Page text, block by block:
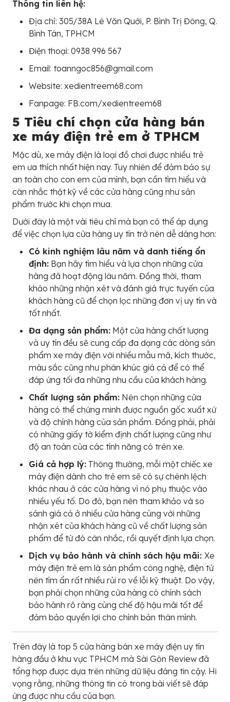
Thông tin liên hệ:
Địa chỉ: 305/38A Lê Văn Quới, P. Bình Trị Đông, Q.
Bình Tân, TPHCM
Điện thoại: 0938 996 567
Email: toanngoc856@gmail.com
Website: xedientreem68.com
Fanpage: FB.com/xedientreem68
5 Tiêu chí chọn cửa hàng bán
xe máy điện trẻ em ở TPHCM
Mặc dù, xe máy điện là loại đồ chơi được nhiều trẻ
em ưa thích nhất hiện nay. Tuy nhiên để đảm bảo sự
an toàn cho con em của mình, bạn cần tìm hiểu và
cân nhắc thật kỹ về các cửa hàng cũng như sản
phẩm trước khi chọn mua.
Dưới đây là một vài tiêu chí mà bạn có thể áp dụng
để việc chọn lựa cửa hàng uy tín trở nên dễ dàng hơn:
Có kinh nghiệm lâu năm và danh tiếng ổn
định: Bạn hãy tìm hiểu và lựa chọn những cửa
hàng đã hoạt động lâu năm. Đồng thời, tham
khảo những nhận xét và đánh giá trực tuyến của
khách hàng cũ để chọn lọc những đơn vị uy tín và
tốt nhất.
Đa dạng sản phẩm: Một cửa hàng chất lượng
và uy tín đều sẽ cung cấp đa dạng các dòng sản
phẩm xe máy điện với nhiều mẫu mã, kích thước,
màu sắc cũng như phân khúc giá cả để có thể
đáp ứng tối đa những nhu cầu của khách hàng.
Chất lượng sản phẩm: Nên chọn những cửa
hàng có thể chứng minh được nguồn gốc xuất xứ
và độ chính hàng của sản phẩm. Đồng phải, phải
có những giấy tờ kiểm định chất lượng cũng như
độ an toàn của các tính năng có trên xe.
Giá cả hợp lý: Thông thường, mỗi một chiếc xe
máy điện dành cho trẻ em sẽ có sự chênh lệch
khác nhau ở các cửa hàng vì nó phụ thuộc vào
nhiều yếu tố. Do đó, bạn nên tham khảo và so
sánh giá cả ở nhiều cửa hàng cùng với những
nhận xét của khách hàng cũ về chất lượng sản
phẩm để từ đó cân nhắc, rồi quyết định lựa chọn.
Dịch vụ bảo hành và chính sách hậu mãi: Xe
máy điện trẻ em là sản phẩm công nghệ, điện tử
nên tìm ẩn rất nhiều rủi ro về lỗi kỹ thuật. Do vậy,
bạn phải chọn những cửa hàng có chính sách
bảo hành rõ ràng cùng chế độ hậu mãi tốt để
đảm bảo quyền lợi cho chính bản thân mình.
Trên đây là top 5 cửa hàng bán xe máy điện uy tín
hàng đầu ở khu vực TPHCM mà Sài Gòn Review đã
tổng hợp được dựa trên những dữ liệu đáng tin cậy. Hi
vọng rằng, những thông tin có trong bài viết sẽ đáp
ứng được nhu cầu của bạn.